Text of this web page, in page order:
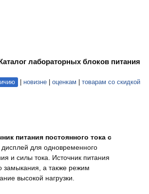
Каталог лабораторных блоков питания
новизне оценкам товарам со скидкой
питания постоянного тока с
для одновременного
и силы тока. Источник питания
замыкания, а также режим
высокой нагрузки.